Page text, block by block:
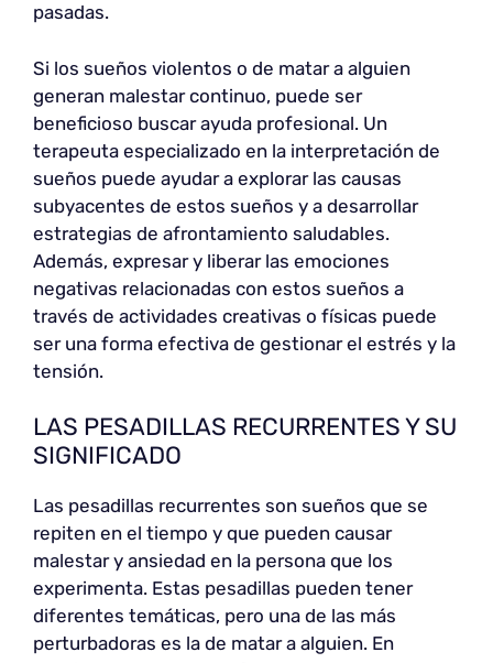
pasadas.
Si los sueños violentos o de matar a alguien
generan malestar continuo, puede ser
beneficioso buscar ayuda profesional. Un
terapeuta especializado en la interpretación de
sueños puede ayudar a explorar las causas
subyacentes de estos sueños y a desarrollar
estrategias de afrontamiento saludables.
Además, expresar y liberar las emociones
negativas relacionadas con estos sueños a
través de actividades creativas o físicas puede
ser una forma efectiva de gestionar el estrés y la
tensión.
LAS PESADILLAS RECURRENTES Y SU
SIGNIFICADO
Las pesadillas recurrentes son sueños que se
repiten en el tiempo y que pueden causar
malestar y ansiedad en la persona que los
experimenta. Estas pesadillas pueden tener
diferentes temáticas, pero una de las más
perturbadoras es la de matar a alguien. En